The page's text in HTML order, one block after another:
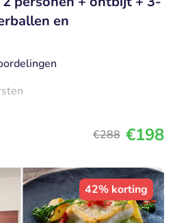
en
€288 €198
42% korting